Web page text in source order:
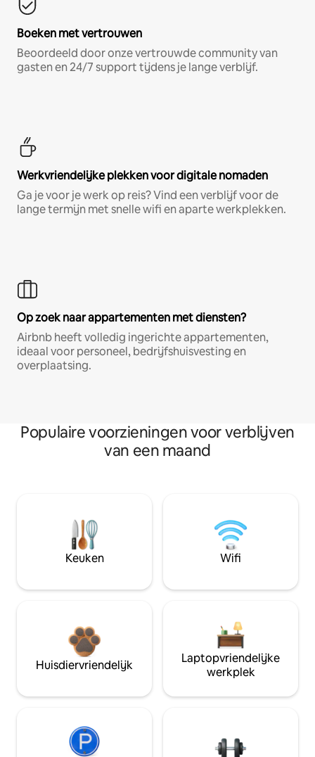
Boeken met vertrouwen
Beoordeeld door onze vertrouwde community van
gasten en 24/7 support tijdens je lange verblijf.
Werkvriendelijke plekken voor digitale nomaden
Ga je voor je werk op reis? Vind een verblijf voor de
lange termijn met snelle wifi en aparte werkplekken.
Op zoek naar appartementen met diensten?
Airbnb heeft volledig ingerichte appartementen,
ideaal voor personeel, bedrijfshuisvesting en
overplaatsing.
Populaire voorzieningen voor verblijven
van een maand
Keuken Wifi
Huisdiervriendelijk
Laptopvriendelijke
werkplek